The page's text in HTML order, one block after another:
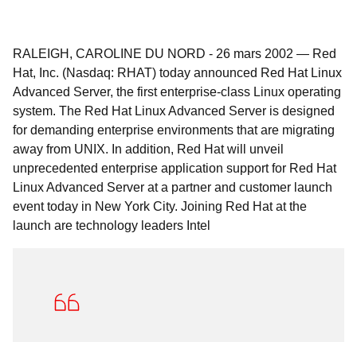
RALEIGH, CAROLINE DU NORD - 26 mars 2002 — Red
Hat, Inc. (Nasdaq: RHAT) today announced Red Hat Linux
Advanced Server, the first enterprise-class Linux operating
system. The Red Hat Linux Advanced Server is designed
for demanding enterprise environments that are migrating
away from UNIX. In addition, Red Hat will unveil
unprecedented enterprise application support for Red Hat
Linux Advanced Server at a partner and customer launch
event today in New York City. Joining Red Hat at the
launch are technology leaders Intel